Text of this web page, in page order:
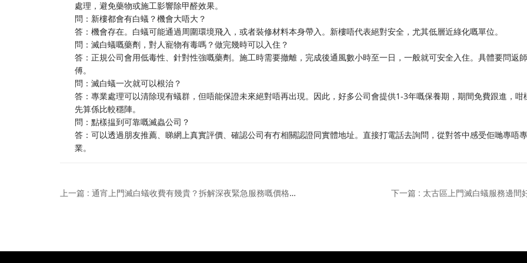
處理，避免藥物或施工影響除甲醛效果。
問：新樓都會有白蟻？機會大唔大？
答：機會存在。白蟻可能通過周圍環境飛入，或者裝修材料本身帶入。新樓唔代表絕對安全，尤其低層近綠化嘅單位。
問：滅白蟻嘅藥劑，對人寵物有毒嗎？做完幾時可以入住？
答：正規公司會用低毒性、針對性強嘅藥劑。施工時需要撤離，完成後通風數小時至一日，一般就可安全入住。具體要問返師
傅。
問：滅白蟻一次就可以根治？
答：專業處理可以清除現有蟻群，但唔能保證未來絕對唔再出現。因此，好多公司會提供1-3年嘅保養期，期間免費跟進，咁
先算係比較穩陣。
問：點樣揾到可靠嘅滅蟲公司？
答：可以透過朋友推薦、睇網上真實評價、確認公司有冇相關認證同實體地址。直接打電話去詢問，從對答中感受佢哋專唔專
業。
上一篇 : 通宵上門滅白蟻收費有幾貴？拆解深夜緊急服務嘅價格真相 下一篇 : 太古區上門滅白蟻服務邊間